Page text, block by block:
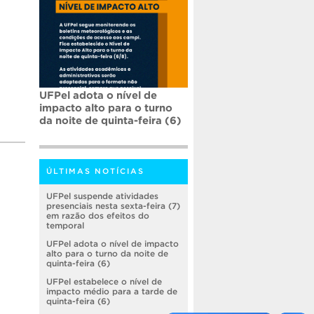
UFPel adota o nível de
impacto alto para o turno
da noite de quinta-feira (6)
ÚLTIMAS NOTÍCIAS
UFPel suspende atividades
presenciais nesta sexta-feira (7)
em razão dos efeitos do
temporal
UFPel adota o nível de impacto
alto para o turno da noite de
quinta-feira (6)
UFPel estabelece o nível de
impacto médio para a tarde de
quinta-feira (6)